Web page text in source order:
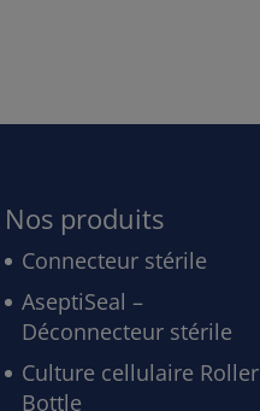
Nos produits
Connecteur stérile
AseptiSeal –
Déconnecteur stérile
Culture cellulaire Roller
Bottle